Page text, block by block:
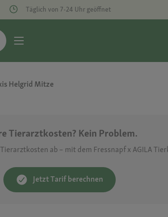
Täglich von 7-24 Uhr geöffnet
Helgrid Mitze
Tierarztkosten? Kein Problem.
ab – mit dem Fressnapf x AGILA
Jetzt Tarif berechnen